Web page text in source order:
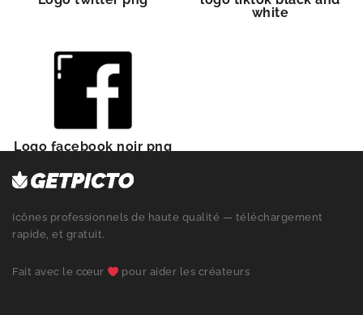
white
Logo facebook noir png
Icônes professionnels de haute qualité — téléchargement
rapide, et gratuit.
Fait avec le cœur pour aider les créateurs